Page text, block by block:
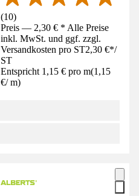
(10)
Preis — 2,30 € * Alle Preise
inkl. MwSt. und ggf. zzgl.
Versandkosten pro ST2,30 €*/
ST
Entspricht 1,15 € pro m(1,15
€/ m)